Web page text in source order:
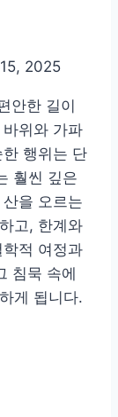
2025
안한 길이
위와 가파
행위는 단
훨씬 깊은
을 오르는
고, 한계와
적 여정과
침묵 속에
게 됩니다.